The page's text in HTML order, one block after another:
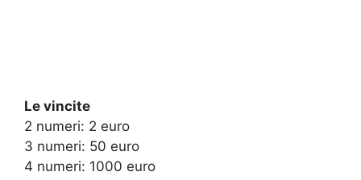
Le vincite
2 numeri: 2 euro
3 numeri: 50 euro
4 numeri: 1000 euro